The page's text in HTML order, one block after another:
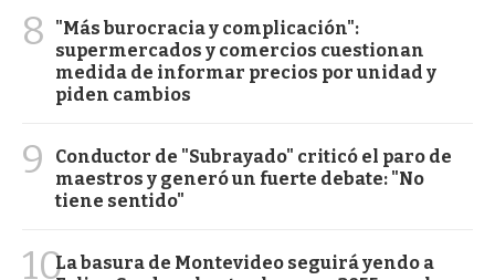
8
"Más burocracia y complicación":
supermercados y comercios cuestionan
medida de informar precios por unidad y
piden cambios
9
Conductor de "Subrayado" criticó el paro de
maestros y generó un fuerte debate: "No
tiene sentido"
10La basura de Montevideo seguirá yendo a